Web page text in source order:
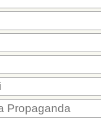
Propaganda